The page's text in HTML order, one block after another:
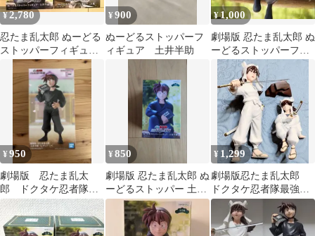
¥2,780
忍たま乱太郎 ぬーどる
ストッパーフィギュア
2セット土井半助 天鬼 2
体セット
¥900
ぬーどるストッパーフ
ィギュア 土井半助
¥1,000
劇場版 忍たま乱太郎 ぬ
ーどるストッパーフィ
ギュア 土井半助
¥950
劇場版 忍たま乱太
郎 ドクタケ忍者隊
フィギュア 土井半
助 ぬーどるストッパ
ー
¥850
劇場版 忍たま乱太郎 ぬ
ーどるストッパー 土井
半助
¥ 1,299
劇場版忍たま乱太郎
ドクタケ忍者隊最強の
軍師 天鬼 フィギュ
ア ぬーどる